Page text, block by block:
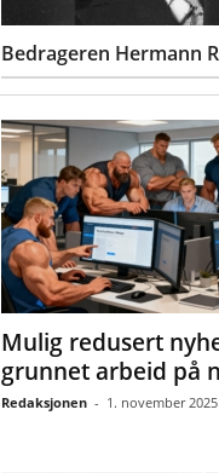
Bedrageren Hermann
Mulig redusert
grunnet arbeid på
Redaksjonen - 1. november 2025